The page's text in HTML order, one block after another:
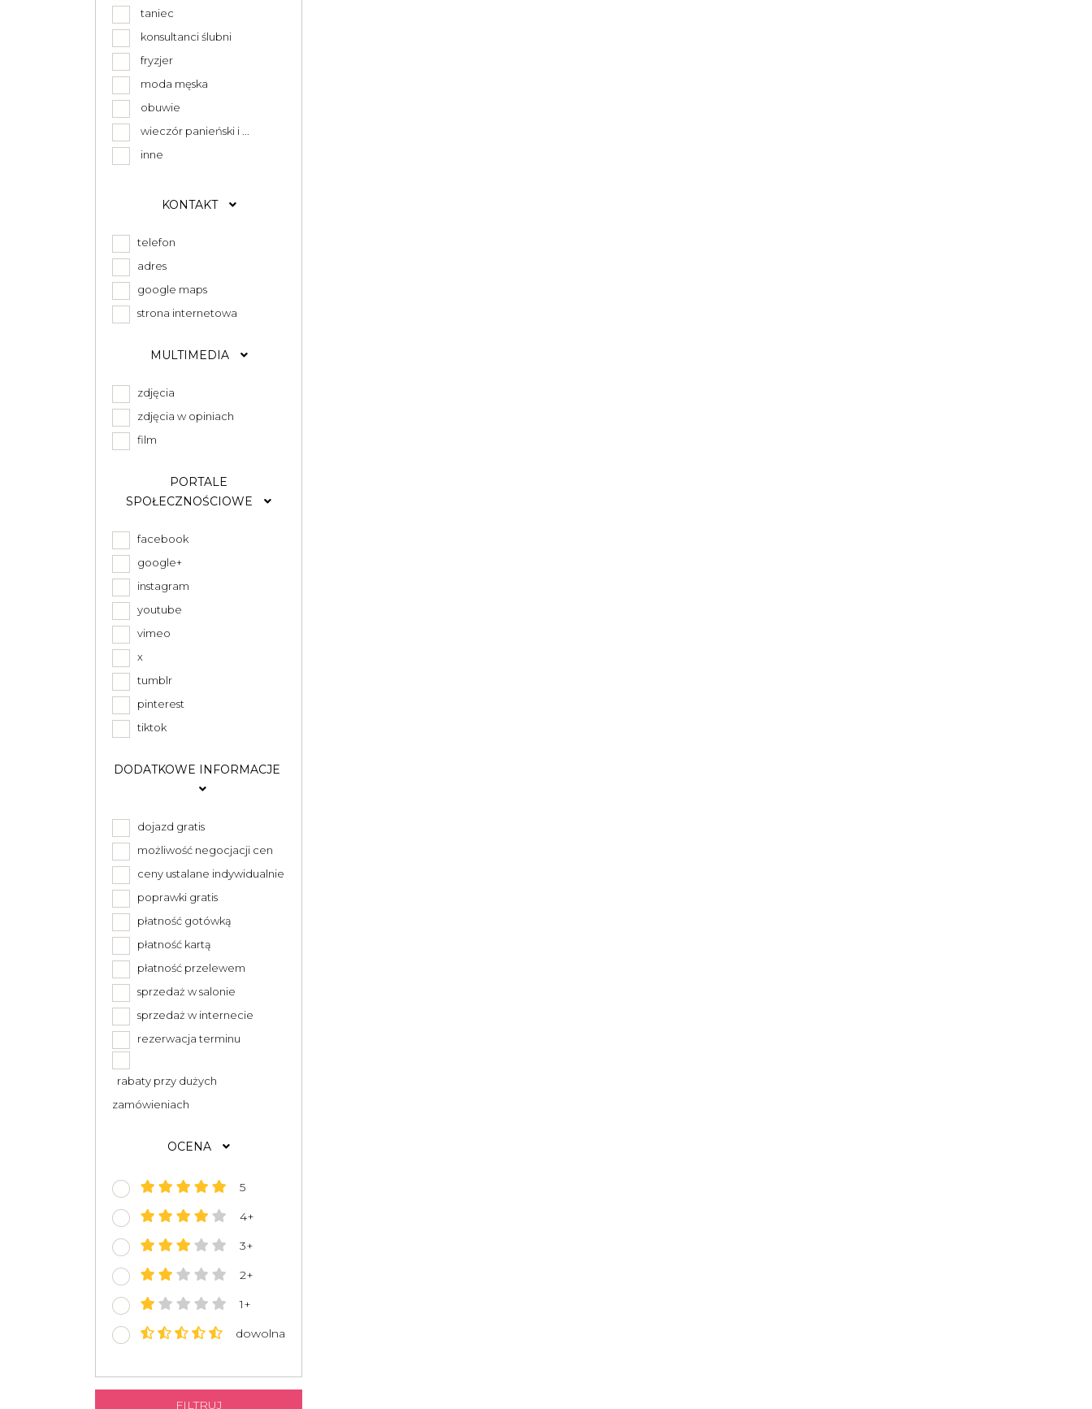
taniec
konsultanci ślubni
fryzjer
moda męska
obuwie
wieczór panieński i ...
inne
KONTAKT
telefon
adres
google maps
strona internetowa
MULTIMEDIA
zdjęcia
zdjęcia w opiniach
film
PORTALE
SPOŁECZNOŚCIOWE
facebook
google+
instagram
youtube
vimeo
x
tumblr
pinterest
tiktok
DODATKOWE INFORMACJE
dojazd gratis
możliwość negocjacji cen
ceny ustalane indywidualnie
poprawki gratis
płatność gotówką
płatność kartą
płatność przelewem
sprzedaż w salonie
sprzedaż w internecie
rezerwacja terminu
rabaty przy dużych
zamówieniach
OCENA
5
4+
3+
2+
1+
dowolna
FILTRUJ